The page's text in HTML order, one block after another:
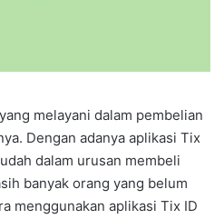
melayani dalam pembelian
Dengan adanya aplikasi Tix
dalam urusan membeli
banyak orang yang belum
menggunakan aplikasi Tix ID